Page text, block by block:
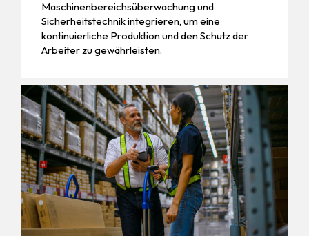
Maschinenbereichsüberwachung und
Sicherheitstechnik integrieren, um eine
kontinuierliche Produktion und den Schutz der
Arbeiter zu gewährleisten.